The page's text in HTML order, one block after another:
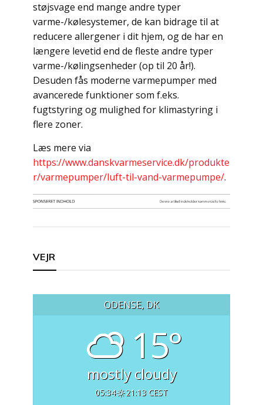
støjsvage end mange andre typer
varme-/kølesystemer, de kan bidrage til at
reducere allergener i dit hjem, og de har en
længere levetid end de fleste andre typer
varme-/kølingsenheder (op til 20 år!).
Desuden fås moderne varmepumper med
avancerede funktioner som f.eks.
fugtstyring og mulighed for klimastyring i
flere zoner.
Læs mere via
https://www.danskvarmeservice.dk/produkte
r/varmepumper/luft-til-vand-varmepumpe/.
VEJR
ODENSE, DK
15°
mostly cloudy
05:34 21:13 CEST